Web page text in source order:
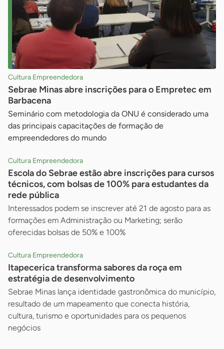
Cultura Empreendedora
Sebrae Minas abre inscrições para o Empretec em
Barbacena
Seminário com metodologia da ONU é considerado uma
das principais capacitações de formação de
empreendedores do mundo
Cultura Empreendedora
Escola do Sebrae estão abre inscrições para cursos
técnicos, com bolsas de 100% para estudantes da
rede pública
Interessados podem se inscrever até 21 de agosto para as
formações em Administração ou Marketing; serão
oferecidas bolsas de 50% e 100%
Cultura Empreendedora
Itapecerica transforma sabores da roça em
estratégia de desenvolvimento
Sebrae Minas lança identidade gastronômica do município,
resultado de um mapeamento que conecta história,
cultura, turismo e oportunidades para os pequenos
negócios